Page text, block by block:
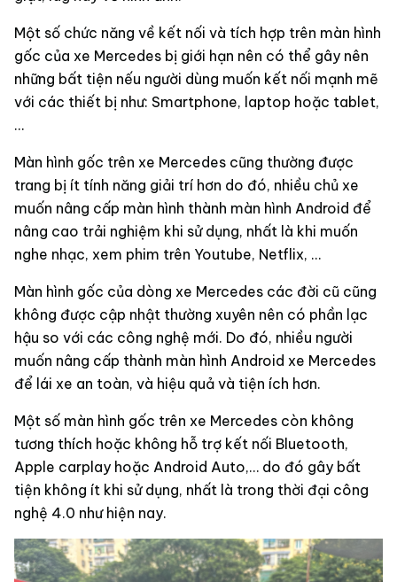
Một số chức năng về kết nối và tích hợp trên màn hình
gốc của xe Mercedes bị giới hạn nên có thể gây nên
những bất tiện nếu người dùng muốn kết nối mạnh mẽ
với các thiết bị như: Smartphone, laptop hoặc tablet,
…
Màn hình gốc trên xe Mercedes cũng thường được
trang bị ít tính năng giải trí hơn do đó, nhiều chủ xe
muốn nâng cấp màn hình thành màn hình Android để
nâng cao trải nghiệm khi sử dụng, nhất là khi muốn
nghe nhạc, xem phim trên Youtube, Netflix, …
Màn hình gốc của dòng xe Mercedes các đời cũ cũng
không được cập nhật thường xuyên nên có phần lạc
hậu so với các công nghệ mới. Do đó, nhiều người
muốn nâng cấp thành màn hình Android xe Mercedes
để lái xe an toàn, và hiệu quả và tiện ích hơn.
Một số màn hình gốc trên xe Mercedes còn không
tương thích hoặc không hỗ trợ kết nối Bluetooth,
Apple carplay hoặc Android Auto,… do đó gây bất
tiện không ít khi sử dụng, nhất là trong thời đại công
nghệ 4.0 như hiện nay.